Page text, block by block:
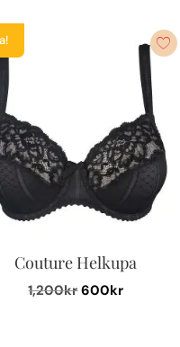
Couture Helkupa
1,200krDet
600krDet